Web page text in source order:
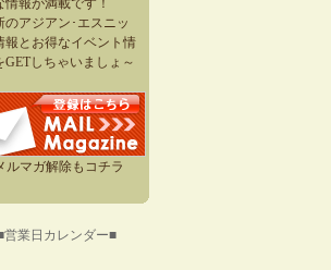
情報が満載です！
のアジアン･エスニッ
報とお得なイベント情
GETしちゃいましょ～
ルマガ解除もコチラ
営業日カレンダー■